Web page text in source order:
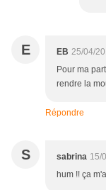
E EB 25/04/
Pour ma
rendre la
Répondre
S sabrina 15/
hum !! ça